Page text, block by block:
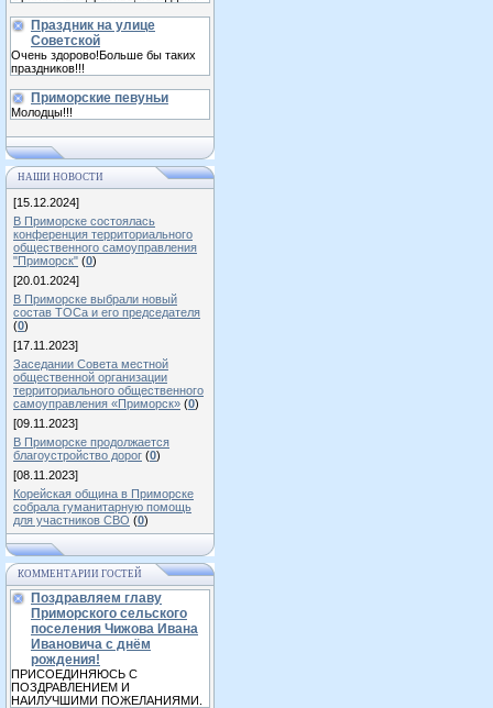
Праздник на улице
Советской
Очень здорово!Больше бы таких
праздников!!!
Приморские певуньи
Молодцы!!!
НАШИ НОВОСТИ
[15.12.2024]
В Приморске состоялась
конференция территориального
общественного самоуправления
"Приморск" (0)
[20.01.2024]
В Приморске выбрали новый
состав ТОСа и его председателя
(0)
[17.11.2023]
Заседании Совета местной
общественной организации
территориального общественного
самоуправления «Приморск» (0)
[09.11.2023]
В Приморске продолжается
благоустройство дорог (0)
[08.11.2023]
Корейская община в Приморске
собрала гуманитарную помощь
для участников СВО (0)
КОММЕНТАРИИ ГОСТЕЙ
Поздравляем главу
Приморского сельского
поселения Чижова Ивана
Ивановича с днём
рождения!
ПРИСОЕДИНЯЮСЬ С
ПОЗДРАВЛЕНИЕМ И
НАИЛУЧШИМИ ПОЖЕЛАНИЯМИ.